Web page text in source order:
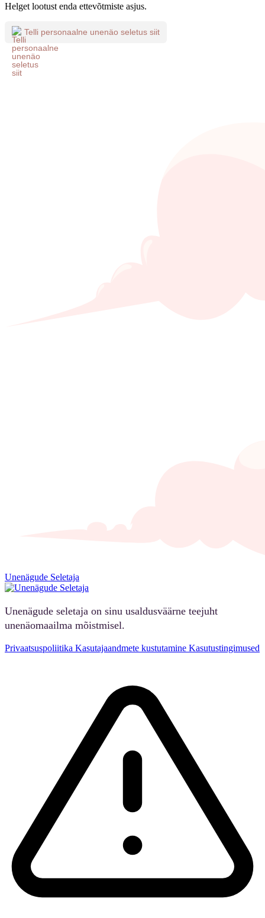
Helget lootust enda ettevõtmiste asjus.
Telli personaalne unenäo seletus siit
Unenägude Seletaja
Unenägude seletaja on sinu usaldusväärne teejuht
unenäomaailma mõistmisel.
Privaatsuspoliitika Kasutajaandmete kustutamine Kasutustingimused